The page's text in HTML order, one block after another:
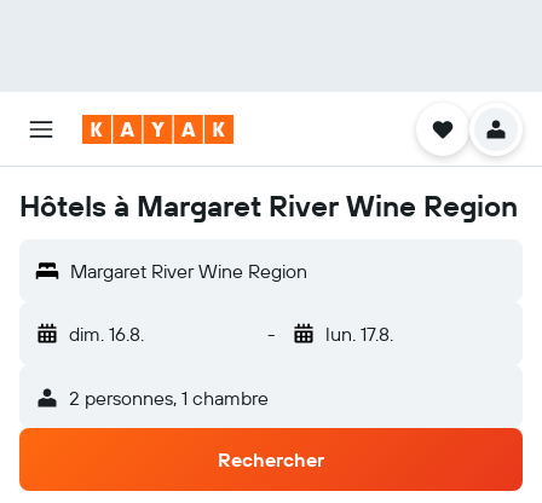
Hôtels à Margaret River Wine Region
Margaret River Wine Region
dim. 16.8. - lun. 17.8.
2 personnes, 1 chambre
Rechercher